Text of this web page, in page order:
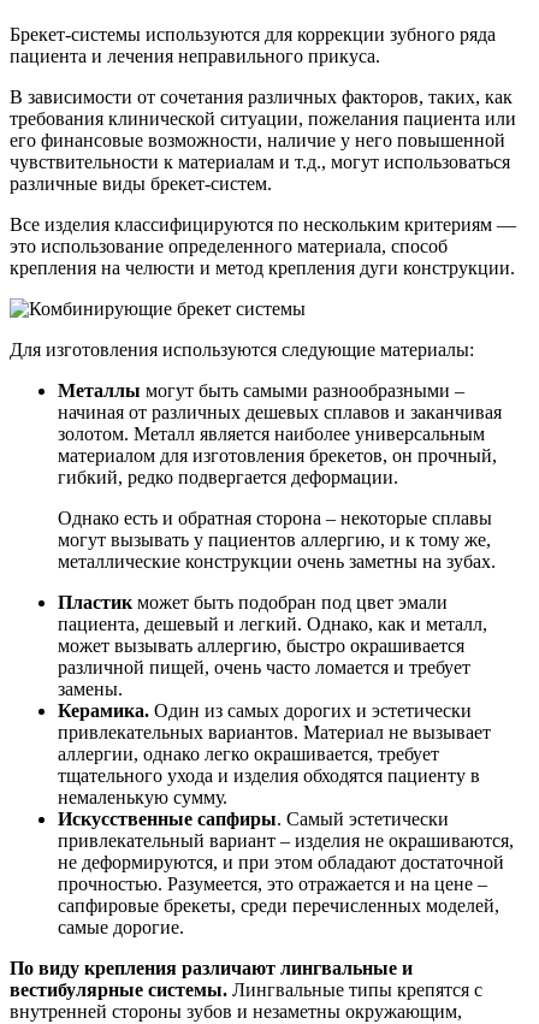
Брекет-системы используются для коррекции зубного ряда
пациента и лечения неправильного прикуса.
В зависимости от сочетания различных факторов, таких, как
требования клинической ситуации, пожелания пациента или
его финансовые возможности, наличие у него повышенной
чувствительности к материалам и т.д., могут использоваться
различные виды брекет-систем.
Все изделия классифицируются по нескольким критериям ―
это использование определенного материала, способ
крепления на челюсти и метод крепления дуги конструкции.
Для изготовления используются следующие материалы:
Металлы могут быть самыми разнообразными –
начиная от различных дешевых сплавов и заканчивая
золотом. Металл является наиболее универсальным
материалом для изготовления брекетов, он прочный,
гибкий, редко подвергается деформации.
Однако есть и обратная сторона – некоторые сплавы
могут вызывать у пациентов аллергию, и к тому же,
металлические конструкции очень заметны на зубах.
Пластик может быть подобран под цвет эмали
пациента, дешевый и легкий. Однако, как и металл,
может вызывать аллергию, быстро окрашивается
различной пищей, очень часто ломается и требует
замены.
Керамика. Один из самых дорогих и эстетически
привлекательных вариантов. Материал не вызывает
аллергии, однако легко окрашивается, требует
тщательного ухода и изделия обходятся пациенту в
немаленькую сумму.
Искусственные сапфиры. Самый эстетически
привлекательный вариант – изделия не окрашиваются,
не деформируются, и при этом обладают достаточной
прочностью. Разумеется, это отражается и на цене –
сапфировые брекеты, среди перечисленных моделей,
самые дорогие.
По виду крепления различают лингвальные и
вестибулярные системы. Лингвальные типы крепятся с
внутренней стороны зубов и незаметны окружающим,